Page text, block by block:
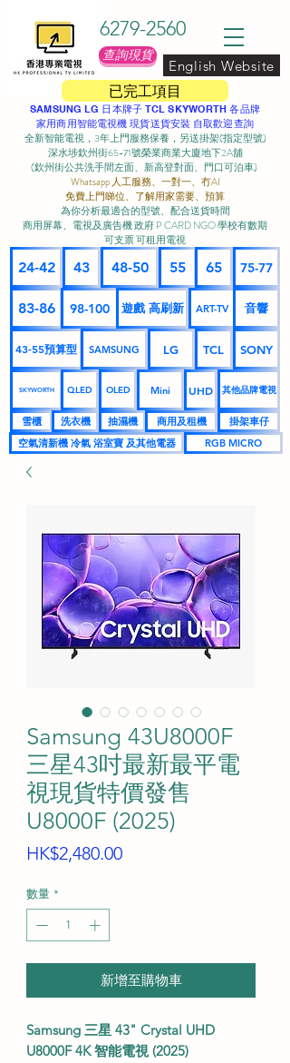
已完工項目
6279-2560
查詢現貨
English Website
SAMSUNG LG 日本牌子 TCL SKYWORTH 各品牌
家用商用智能電視機 現貨送貨安裝 自取歡迎查詢
全新智能電視，3年上門服務保養，另送掛架(指定型號)
深水埗欽州街65-71號榮業商業大廈地下2A舖
(欽州街公共洗手間左面、新高登對面、門口可泊車) ​
Whatsapp 人工服務、一對一、冇AI
免費上門睇位、了解用家需要、預算
為你分析最適合的型號、配合送貨時間
商用屏幕、電視及廣告機 政府 P CARD NGO 學校有數期
可支票 可租用電視
24-42 43 48-50 55 65 75-77
83-86 98-100 遊戲 高刷新 ART-TV 音響
43-55預算型 SAMSUNG LG TCL SONY
SKYWORTH QLED OLED Mini UHD 其他品牌電視
雪櫃 洗衣機 抽濕機 商用及租機
掛架車仔
空氣清新機 冷氣 浴室寶 及其他電器
RGB MICRO
Samsung 43U8000F
三星43吋最新最平電
視現貨特價發售
U8000F (2025)
HK$2,480.00價
數量 *
新增至購物車
Samsung 三星 43" Crystal UHD
U8000F 4K 智能電視 (2025)